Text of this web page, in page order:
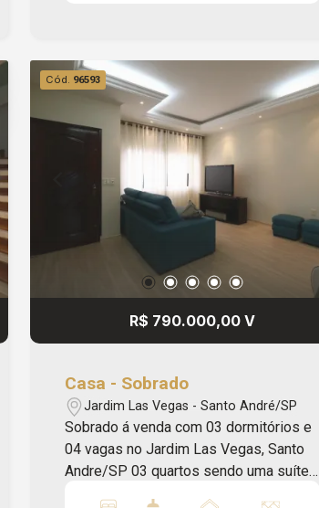
escolas, igrejas, pontos de ônibus e
outros comércios da região.Marque sua
visita pelo número 4316-7100 ou
WhatsApp: 11 94728-3849. Apriori
Imóveis Administração e Consultoria -
CRECI: J33616. - CA2001
Cód. 96593
R$ 790.000,00 V
Casa - Sobrado
Jardim Las Vegas - Santo André/SP
Sobrado á venda com 03 dormitórios e
04 vagas no Jardim Las Vegas, Santo
Andre/SP 03 quartos sendo uma suíte